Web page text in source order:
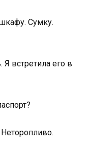
Сумку.
встретила его в